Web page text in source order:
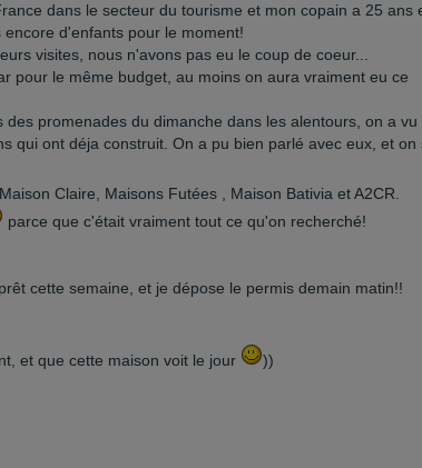
dans le secteur du tourisme et mon copain a 25 ans
d'enfants pour le moment!
visites, nous n'avons pas eu le coup de coeur...
pour le même budget, au moins on aura vraiment eu ce
promenades du dimanche dans les alentours, on a vu
qui ont déja construit. On a pu bien parlé avec eux, et on
Claire, Maisons Futées , Maison Bativia et A2CR.
parce que c'était vraiment tout ce qu'on recherché!
cette semaine, et je dépose le permis demain matin!!
et que cette maison voit le jour ))